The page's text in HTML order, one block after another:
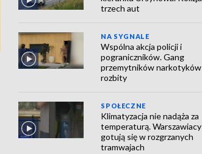
trzech aut
NA SYGNALE
Wspólna akcja policji i
pograniczników. Gang
przemytników narkotyków
rozbity
SPOŁECZNE
Klimatyzacja nie nadąża za
temperaturą. Warszawiacy
gotują się w rozgrzanych
tramwajach